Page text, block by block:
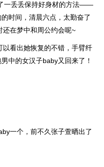
一丢丢保持好身材的方法——
时间，清晨六点，太勤奋了
在梦中和周公约会呢~
看出她恢复的不错，手臂纤
中的女汉子baby又回来了！
一个，前不久张子萱晒出了